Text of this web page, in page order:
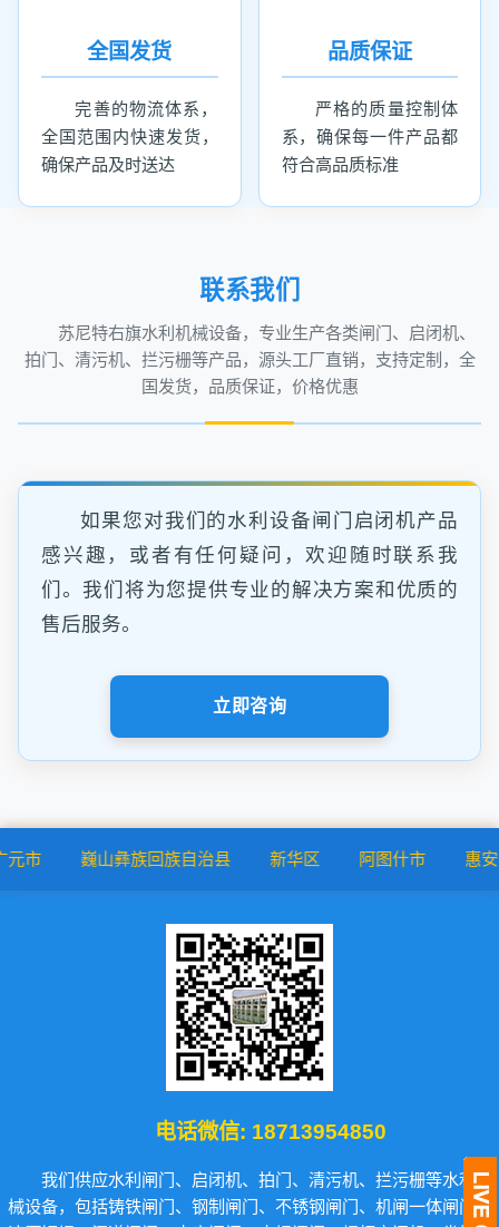
全国发货
完善的物流体系，
全国范围内快速发货，
确保产品及时送达
品质保证
严格的质量控制体
系，确保每一件产品都
符合高品质标准
联系我们
苏尼特右旗水利机械设备，专业生产各类闸门、启闭机、
拍门、清污机、拦污栅等产品，源头工厂直销，支持定制，全
国发货，品质保证，价格优惠
如果您对我们的水利设备闸门启闭机产品
感兴趣，或者有任何疑问，欢迎随时联系我
们。我们将为您提供专业的解决方案和优质的
售后服务。
立即咨询
彝族回族自治县 新华区 阿图什市 惠安县 黄浦区
电话微信: 18713954850
我们供应水利闸门、启闭机、拍门、清污机、拦污栅等水利机
械设备，包括铸铁闸门、钢制闸门、不锈钢闸门、机闸一体闸门、